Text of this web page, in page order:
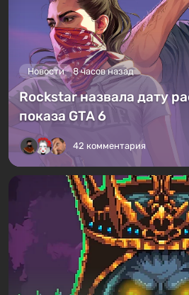
Новости 8 часов назад
Rockstar назвала дату
показа GTA 6
42 комментария